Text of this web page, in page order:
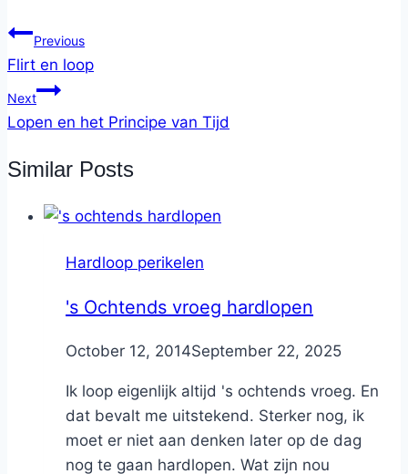
Previous
Flirt en loop
Next
Lopen en het Principe van Tijd
Similar Posts
Hardloop perikelen
's Ochtends vroeg hardlopen
ByNicole
October 12, 2014September 22, 2025
Ik loop eigenlijk altijd 's ochtends vroeg. En
dat bevalt me uitstekend. Sterker nog, ik
moet er niet aan denken later op de dag
nog te gaan hardlopen. Wat zijn nou